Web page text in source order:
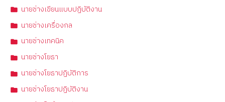
นายช่างเขียนแบบปฏิบัติงาน
นายช่างเครื่องกล
นายช่างเทคนิค
นายช่างโยธา
นายช่างโยธาปฏิบัติการ
นายช่างโยธาปฏิบัติงาน